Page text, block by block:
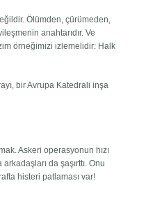
Ölümden, çürümeden,
anahtarıdır. Ve
örneğimizi izlemelidir: Halk
bir Avrupa Katedrali inşa
Askeri operasyonun hızı
da şaşırttı. Onu
histeri patlaması var!